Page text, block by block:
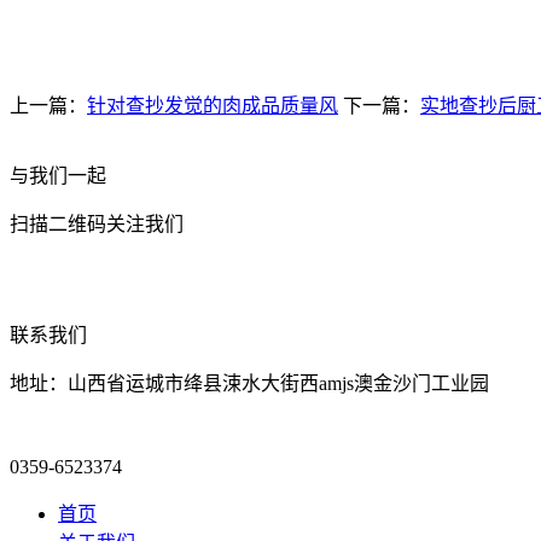
上一篇： 针对查抄发觉的肉成品质量风 下一篇： 实地查抄后
与我们一起
扫描二维码关注我们
联系我们
地址：山西省运城市绛县涑水大街西amjs澳金沙门工业园
0359-6523374
首页